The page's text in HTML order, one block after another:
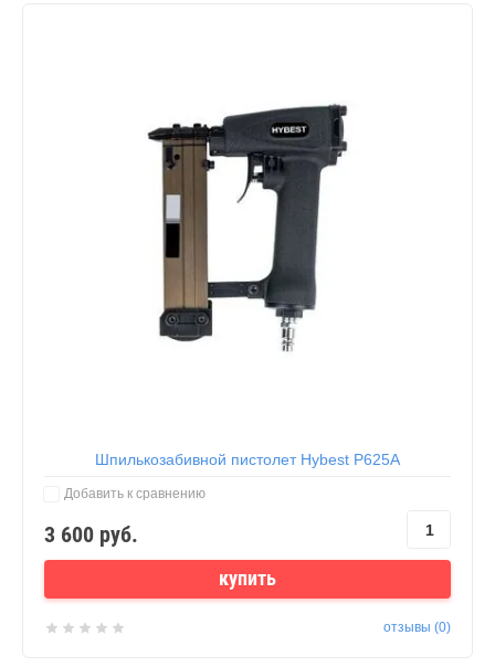
Шпилькозабивной пистолет Hybest P625A
Добавить к сравнению
3 600 руб.
купить
отзывы (0)